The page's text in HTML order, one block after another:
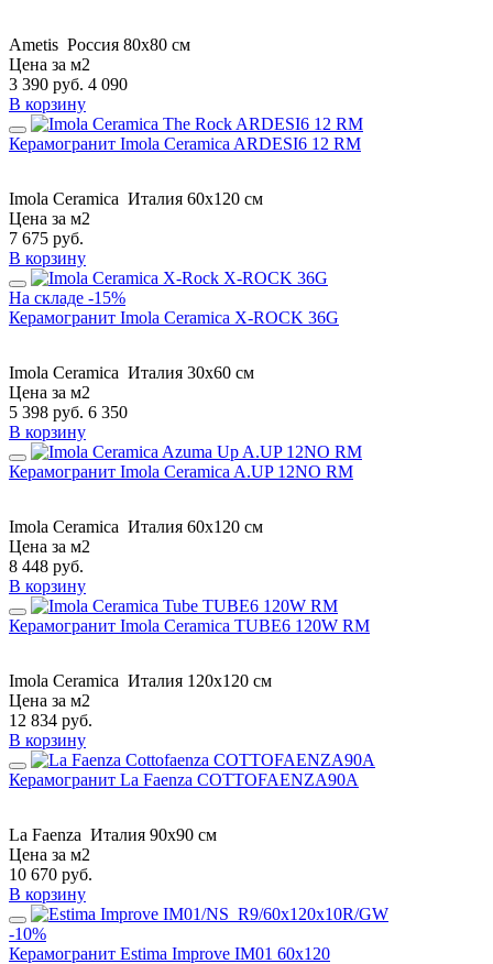
Ametis Россия 80x80 см
Цена за м2
3 390 руб. 4 090
В корзину
Керамогранит Imola Ceramica ARDESI6 12 RM
Imola Ceramica Италия 60x120 см
Цена за м2
7 675 руб.
В корзину
На складе -15%
Керамогранит Imola Ceramica X-ROCK 36G
Imola Ceramica Италия 30x60 см
Цена за м2
5 398 руб. 6 350
В корзину
Керамогранит Imola Ceramica A.UP 12NO RM
Imola Ceramica Италия 60x120 см
Цена за м2
8 448 руб.
В корзину
Керамогранит Imola Ceramica TUBE6 120W RM
Imola Ceramica Италия 120x120 см
Цена за м2
12 834 руб.
В корзину
Керамогранит La Faenza COTTOFAENZA90A
La Faenza Италия 90x90 см
Цена за м2
10 670 руб.
В корзину
-10%
Керамогранит Estima Improve IM01 60x120